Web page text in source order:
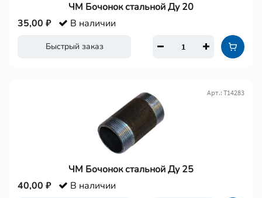
ЧМ Бочонок стальной Ду 20
Быстрый заказ
35,00 ₽ В наличии
ЧМ Бочонок стальной Ду 25
Арт.: Т14283
40,00 ₽ В наличии